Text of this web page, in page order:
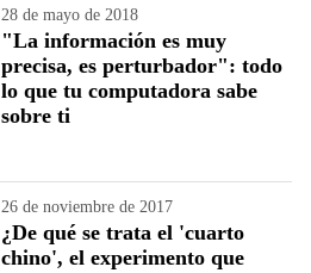
28 de mayo de 2018
"La información es muy
precisa, es perturbador": todo
lo que tu computadora sabe
sobre ti
26 de noviembre de 2017
¿De qué se trata el 'cuarto
chino', el experimento que